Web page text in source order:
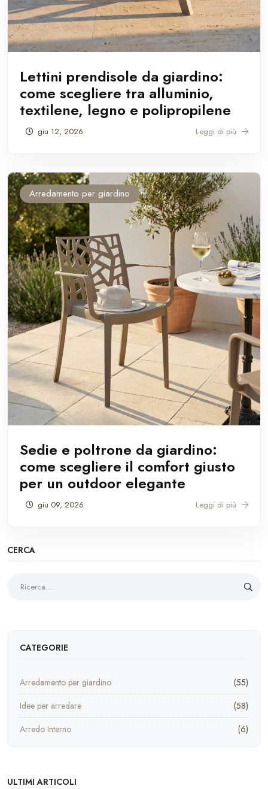
Lettini prendisole da giardino:
come scegliere tra alluminio,
textilene, legno e polipropilene
giu 12, 2026 Leggi di più
Arredamento per giardino
Sedie e poltrone da giardino:
come scegliere il comfort giusto
per un outdoor elegante
giu 09, 2026 Leggi di più
CERCA
CATEGORIE
Arredamento per giardino
(55)
Idee per arredare
(58)
Arredo Interno
(6)
ULTIMI ARTICOLI